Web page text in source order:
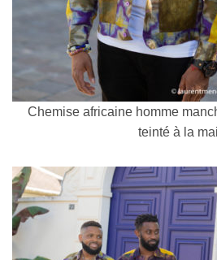
Chemise africaine homme
teinté à la